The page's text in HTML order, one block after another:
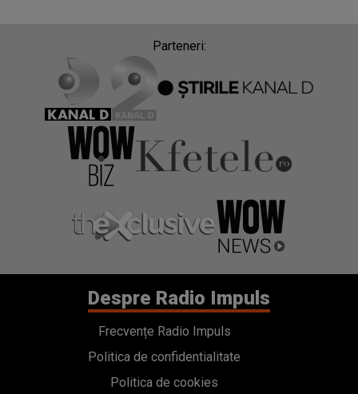
Parteneri:
Despre Radio Impuls
Frecvențe Radio Impuls
Politica de confidentialitate
Politica de cookies